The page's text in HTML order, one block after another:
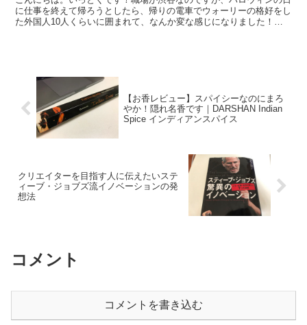
に仕事を終えて帰ろうとしたら、帰りの電車でウォーリーの格好をし
た外国人10人くらいに囲まれて、なんか変な感じになりました！さ
【お香レビュー】スパイシーなのにまろ
やか！隠れ名香です｜DARSHAN Indian
Spice インディアンスパイス
クリエイターを目指す人に伝えたいステ
ィーブ・ジョブズ流イノベーションの発
想法
コメント
コメントを書き込む